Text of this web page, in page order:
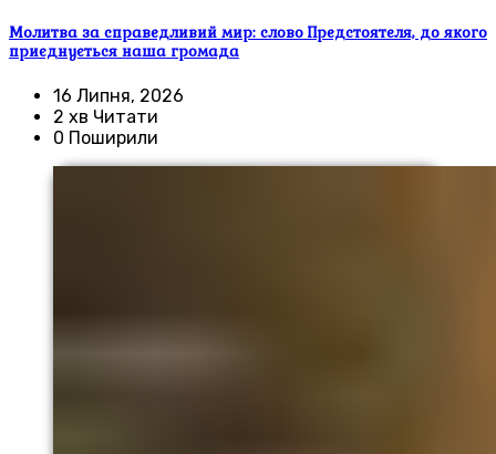
Молитва за справедливий мир: слово Предстоятеля, до якого
приєднується наша громада
16 Липня, 2026
2 хв Читати
0 Поширили